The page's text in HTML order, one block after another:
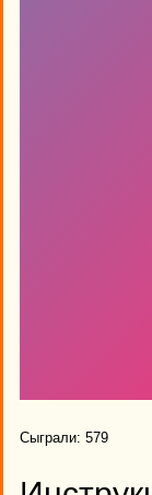
Сыграли: 579